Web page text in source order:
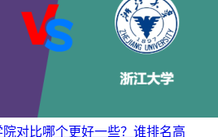
对比哪个更好一些？谁排名高